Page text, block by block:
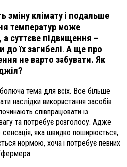
зміну клімату і подальше
температур може
суттєве підвищення –
до їх загибелі. А ще про
не варто забувати. Як
тема для всіх. Все більше
наслідки використання засобів
співпрацювати із
та потребує розголосу. Адже
сенсація, яка швидко поширюється,
нормою, хоча і потребує певних
фермера.